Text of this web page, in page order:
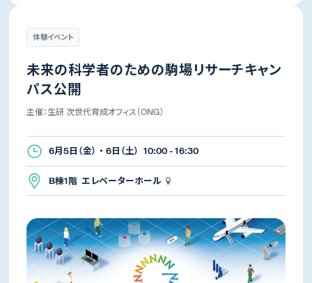
体験イベント
未来の科学者のための駒場リサーチキャン
パス公開
主催：生研 次世代育成オフィス（ONG）
6月5日（金） ・ 6日（土） 10:00 - 16:30
B棟1階 エレベーターホール